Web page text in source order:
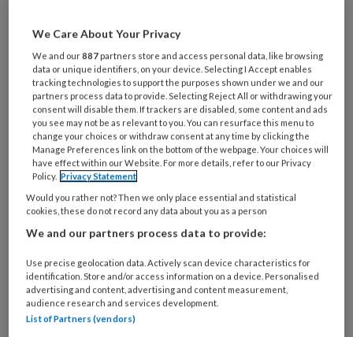
oncologisch voetzorgverlener (OVV)
kan deze klachten voorkomen of
verhelpen. Medisch Pedicure Fleur
Wagenaar van Medische Voetzorg Den
Bosch rondde in 2013 deze opleiding
af en werkt sindsdien samen met
Marisa Geukes, verpleegkundig
specialist oncologie bij het Jeroen
Bosch Ziekenhuis. Een samenwerking
die leidt tot een betere mobiliteit en
hogere kwaliteit van leven voor
patiënten.
We Care About Your Privacy
We and our887 partners store and access personal data, like browsing
data or unique identifiers, on your device. Selecting I Accept enables
tracking technologies to support the purposes shown under we and our
partners process data to provide. Selecting Reject All or withdrawing your
consent will disable them. If trackers are disabled, some content and ads
you see may not be as relevant to you. You can resurface this menu to
change your choices or withdraw consent at any time by clicking the
Manage Preferences link on the bottom of the webpage. Your choices will
have effect within our Website. For more details, refer to our Privacy
Policy. Privacy Statement
Would you rather not? Then we only place essential and statistical
cookies, these do not record any data about you as a person
We and our partners process data to provide:
Use precise geolocation data. Actively scan device characteristics for
identification. Store and/or access information on a device. Personalised
advertising and content, advertising and content measurement,
audience research and services development.
List of Partners (vendors)